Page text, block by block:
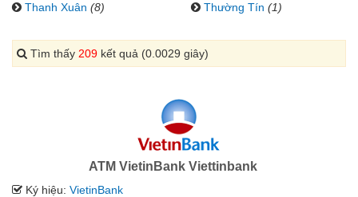
Thanh Xuân (8) Thường Tín (1)
Tìm thấy 209 kết quả (0.0029 giây)
ATM VietinBank Viettinbank
Ký hiệu: VietinBank